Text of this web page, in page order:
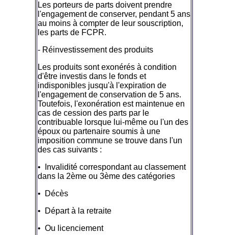
Les porteurs de parts doivent prendre
l'engagement de conserver, pendant 5 ans
au moins à compter de leur souscription,
les parts de FCPR.
- Réinvestissement des produits
Les produits sont exonérés à condition
d'être investis dans le fonds et
indisponibles jusqu'à l'expiration de
l'engagement de conservation de 5 ans.
Toutefois, l'exonération est maintenue en
cas de cession des parts par le
contribuable lorsque lui-même ou l'un des
époux ou partenaire soumis à une
imposition commune se trouve dans l'un
des cas suivants :
• Invalidité correspondant au classement
dans la 2ème ou 3ème des catégories
• Décès
• Départ à la retraite
• Ou licenciement